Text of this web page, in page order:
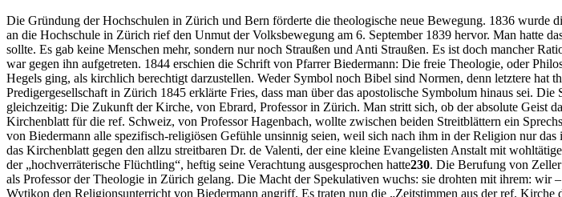
Die Gründung der Hochschulen in Zürich und Bern förderte die theologische neue Bewegung. 1836
an die Hochschule in Zürich rief den Unmut der Volksbewegung am 6. September 1839 hervor. Man hatte
sollte. Es gab keine Menschen mehr, sondern nur noch Straußen und Anti Straußen. Es ist doch mancher
war gegen ihn aufgetreten. 1844 erschien die Schrift von Pfarrer Biedermann: Die freie Theologie, oder
Hegels ging, als kirchlich berechtigt darzustellen. Weder Symbol noch Bibel sind Normen, denn letztere hat
Predigergesellschaft in Zürich 1845 erklärte Fries, dass man über das apostolische Symbolum hinaus sei.
gleichzeitig: Die Zukunft der Kirche, von Ebrard, Professor in Zürich. Man stritt sich, ob der absolute Geist
Kirchenblatt für die ref. Schweiz, von Professor Hagenbach, wollte zwischen beiden Streitblättern ein
von Biedermann alle spezifisch-religiösen Gefühle unsinnig seien, weil sich nach ihm in der Religion nur
das Kirchenblatt gegen den allzu streitbaren Dr. de Valenti, der eine kleine Evangelisten Anstalt mit
der „hochverräterische Flüchtling“, heftig seine Verachtung ausgesprochen hatte230. Die Berufung von
als Professor der Theologie in Zürich gelang. Die Macht der Spekulativen wuchs: sie drohten mit ihrem:
Wytikon den Religionsunterricht von Biedermann angriff. Es traten nun die „Zeitstimmen aus der ref.